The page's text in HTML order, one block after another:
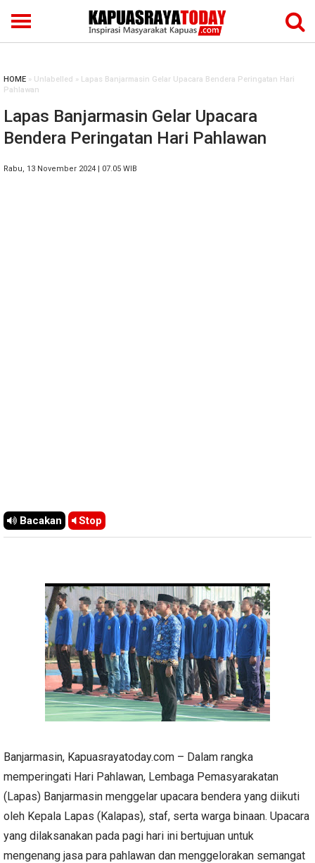
HOME » Unlabelled » Lapas Banjarmasin Gelar Upacara Bendera Peringatan Hari
Pahlawan
Lapas Banjarmasin Gelar Upacara
Bendera Peringatan Hari Pahlawan
Rabu, 13 November 2024 | 07.05 WIB
Bacakan Stop
Banjarmasin, Kapuasrayatoday.com – Dalam rangka
memperingati Hari Pahlawan, Lembaga Pemasyarakatan
(Lapas) Banjarmasin menggelar upacara bendera yang diikuti
oleh Kepala Lapas (Kalapas), staf, serta warga binaan. Upacara
yang dilaksanakan pada pagi hari ini bertujuan untuk
mengenang jasa para pahlawan dan menggelorakan semangat